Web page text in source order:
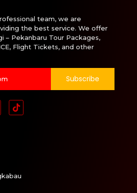
team, we are
the best service. We offer
– Pekanbaru Tour Packages,
Flight Tickets, and other
Subscribe